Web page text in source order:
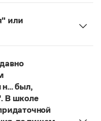
курс
и пунктуации
или
используемый для
вариантах:
'игра').
можно говорить,
нормативных
же такой
был,
В школе